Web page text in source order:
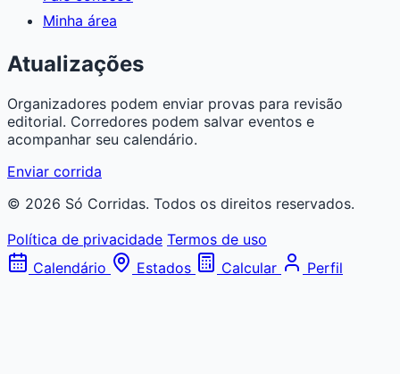
Minha área
Atualizações
Organizadores podem enviar provas para revisão
editorial. Corredores podem salvar eventos e
acompanhar seu calendário.
Enviar corrida
© 2026 Só Corridas. Todos os direitos reservados.
Política de privacidade Termos de uso
Calendário
Estados Calcular Perfil